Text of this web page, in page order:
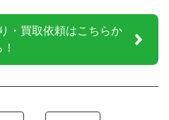
・買取依頼はこちらか